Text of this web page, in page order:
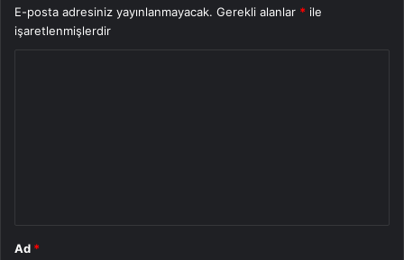
E-posta adresiniz yayınlanmayacak. Gerekli alanlar * ile
işaretlenmişlerdir
Ad *